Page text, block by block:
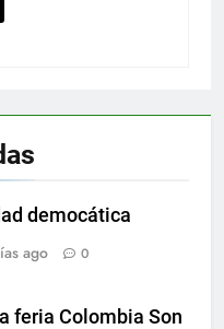
democática
ago 0
feria Colombia Son